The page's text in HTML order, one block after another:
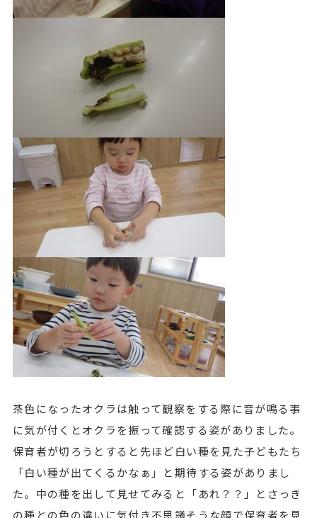
茶色になったオクラは触って観察をする際に音が鳴る事
に気が付くとオクラを振って確認する姿がありました。
保育者が切ろうとすると先ほど白い種を見た子どもたち
「白い種が出てくるかなぁ」と期待する姿がありまし
た。中の種を出して見せてみると「あれ？？」とさっき
の種との色の違いに気付き不思議そうな顔で保育者を見